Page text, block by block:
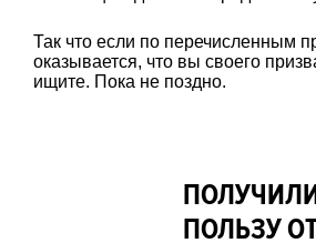
Так что если по перечисленным
оказывается, что вы своего
ищите. Пока не поздно.
ПОЛЬЗУ